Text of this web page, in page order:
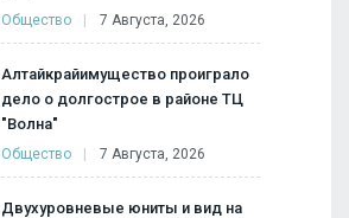
Общество 7 Августа, 2026
Алтайкрайимущество проиграло
дело о долгострое в районе ТЦ
"Волна"
Общество 7 Августа, 2026
Двухуровневые юниты и вид на